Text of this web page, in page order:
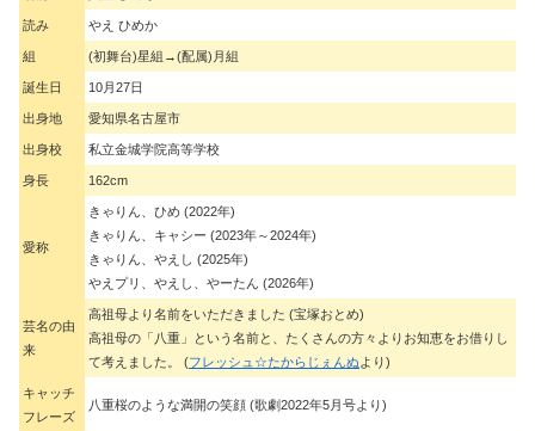
読み やえ ひめか
組 (初舞台)星組→(配属)月組
誕生日 10月27日
出身地 愛知県名古屋市
出身校 私立金城学院高等学校
身長 162cm
愛称
きゃりん、ひめ (2022年)
きゃりん、キャシー (2023年～2024年)
きゃりん、やえし (2025年)
やえプリ、やえし、やーたん (2026年)
芸名の由
来
高祖母より名前をいただきました (宝塚おとめ)
高祖母の「八重」という名前と、たくさんの方々よりお知恵をお借りし
て考えました。 (フレッシュ☆たからじぇんぬ より)
キャッチ
フレーズ
八重桜のような満開の笑顔 (歌劇2022年5月号より)